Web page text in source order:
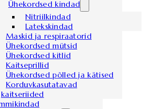
Ühekordsed kindad
Nitriilkindad
Latekskindad
Maskid ja respiraatorid
Ühekordsed mütsid
Ühekordsed kitlid
Kaitseprillid
Ühekordsed põlled ja kätised
Korduvkasutatavad
kaitseriided